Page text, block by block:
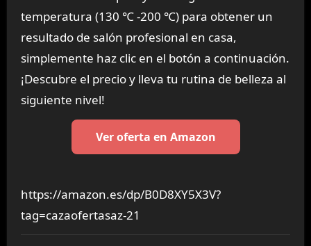
temperatura (130 ℃ -200 ℃) para obtener un
resultado de salón profesional en casa,
simplemente haz clic en el botón a continuación.
¡Descubre el precio y lleva tu rutina de belleza al
siguiente nivel!
Ver oferta en Amazon
https://amazon.es/dp/B0D8XY5X3V?
tag=cazaofertasaz-21